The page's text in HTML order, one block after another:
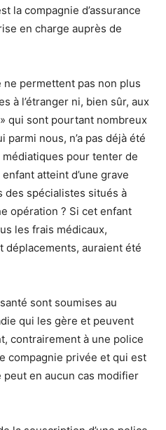
la compagnie d’assurance
en charge auprès de
permettent pas non plus
à l’étranger ni, bien sûr, aux
qui sont pourtant nombreux
nous, n’a pas déjà été
pour tenter de
atteint d’une grave
des spécialistes situés à
opération ? Si cet enfant
les frais médicaux,
auraient été
sont soumises au
qui les gère et peuvent
contrairement à une police
compagnie privée et qui est
peut en aucun cas modifier